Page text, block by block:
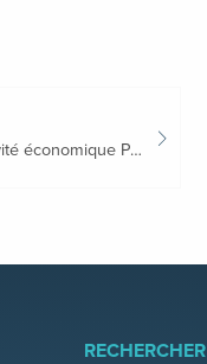
Parc d’activité économique POLARIS : 52 ha de terrains industriels disponibles !
RECHERCHER